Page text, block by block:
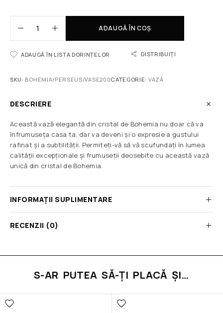
ADAUGĂ ÎN COȘ
ADAUGĂ ÎN LISTA DORINȚELOR DISTRIBUIȚI
SKU: BOHEMIA/PERSEUS/VASE200CATEGORIE: VAZĂ
DESCRIERE
Această vază elegantă din cristal de Bohemia nu doar că va
înfrumuseța casa ta, dar va deveni și o expresie a gustului
rafinat și a subtilității. Permiteți-vă să vă scufundați în lumea
calității excepționale și frumuseții deosebite cu această vază
unică din cristal de Bohemia.
INFORMAȚII SUPLIMENTARE
RECENZII (0)
S-AR PUTEA SĂ-ȚI PLACĂ ȘI…